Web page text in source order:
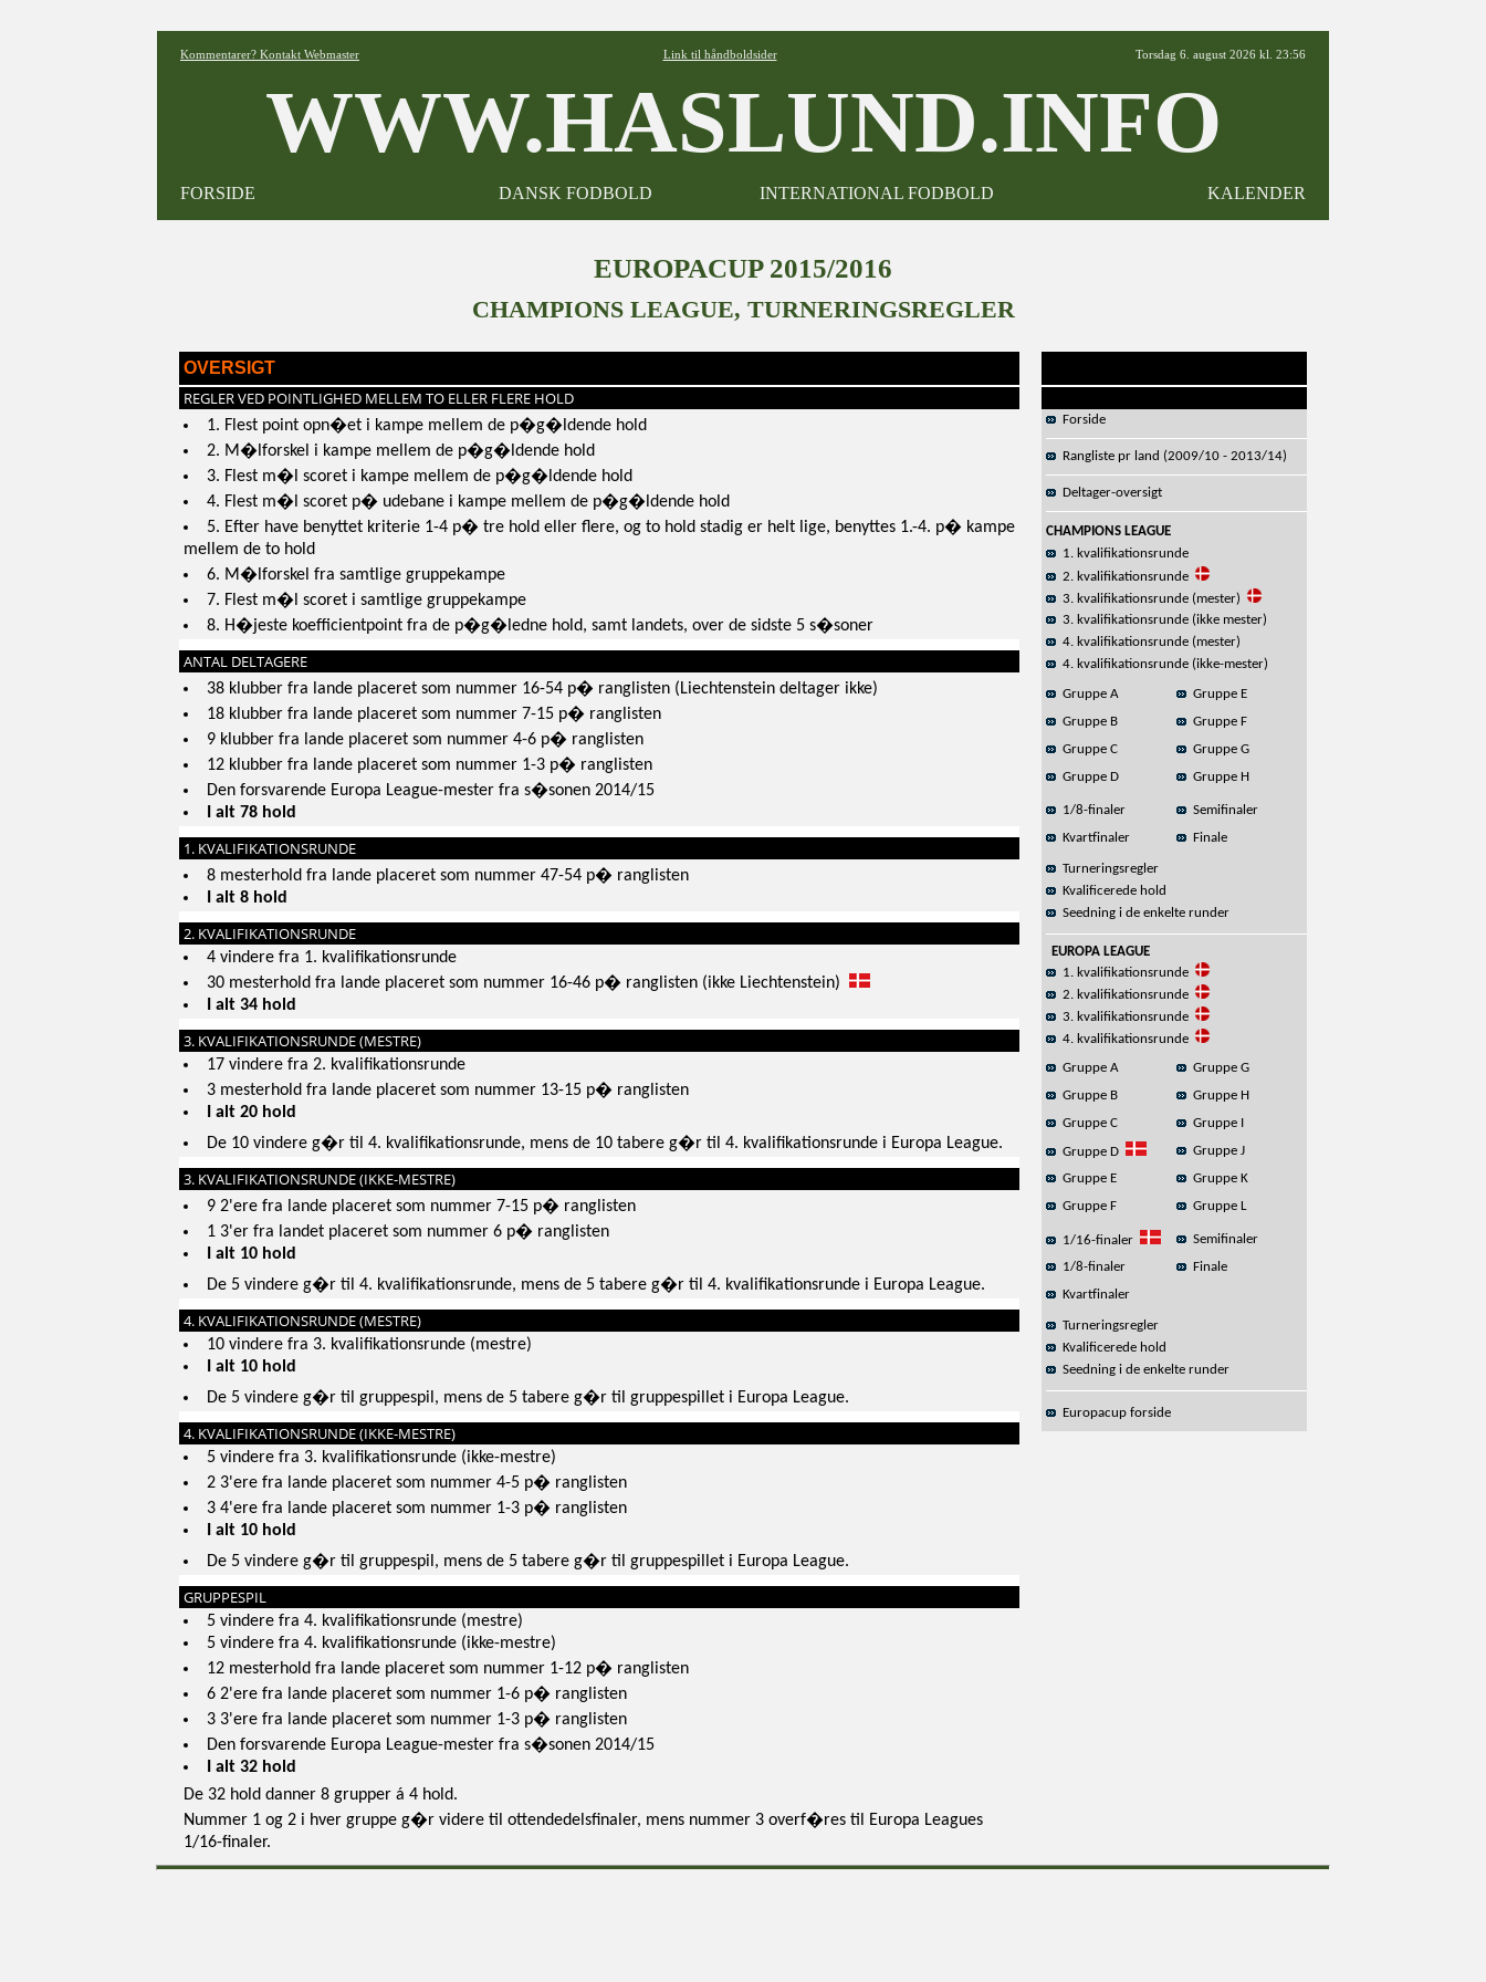
Kommentarer? Kontakt Webmaster Link til håndboldsider Torsdag 6. august 2026 kl. 23:56
WWW.HASLUND.INFO
FORSIDE DANSK FODBOLD INTERNATIONAL FODBOLD KALENDER
EUROPACUP 2015/2016
CHAMPIONS LEAGUE, TURNERINGSREGLER
OVERSIGT
REGLER VED POINTLIGHED MELLEM TO ELLER FLERE HOLD
1. Flest point opn�et i kampe mellem de p�g�ldende hold
2. M�lforskel i kampe mellem de p�g�ldende hold
3. Flest m�l scoret i kampe mellem de p�g�ldende hold
4. Flest m�l scoret p� udebane i kampe mellem de p�g�ldende hold
5. Efter have benyttet kriterie 1-4 p� tre hold eller flere, og to hold stadig er helt lige, benyttes 1.-4. p� kampe
mellem de to hold
6. M�lforskel fra samtlige gruppekampe
7. Flest m�l scoret i samtlige gruppekampe
8. H�jeste koefficientpoint fra de p�g�ledne hold, samt landets, over de sidste 5 s�soner
ANTAL DELTAGERE
38 klubber fra lande placeret som nummer 16-54 p� ranglisten (Liechtenstein deltager ikke)
18 klubber fra lande placeret som nummer 7-15 p� ranglisten
9 klubber fra lande placeret som nummer 4-6 p� ranglisten
12 klubber fra lande placeret som nummer 1-3 p� ranglisten
Den forsvarende Europa League-mester fra s�sonen 2014/15
I alt 78 hold
1. KVALIFIKATIONSRUNDE
8 mesterhold fra lande placeret som nummer 47-54 p� ranglisten
I alt 8 hold
2. KVALIFIKATIONSRUNDE
4 vindere fra 1. kvalifikationsrunde
30 mesterhold fra lande placeret som nummer 16-46 p� ranglisten (ikke Liechtenstein)
I alt 34 hold
3. KVALIFIKATIONSRUNDE (MESTRE)
17 vindere fra 2. kvalifikationsrunde
3 mesterhold fra lande placeret som nummer 13-15 p� ranglisten
I alt 20 hold
De 10 vindere g�r til 4. kvalifikationsrunde, mens de 10 tabere g�r til 4. kvalifikationsrunde i Europa League.
3. KVALIFIKATIONSRUNDE (IKKE-MESTRE)
9 2'ere fra lande placeret som nummer 7-15 p� ranglisten
1 3'er fra landet placeret som nummer 6 p� ranglisten
I alt 10 hold
De 5 vindere g�r til 4. kvalifikationsrunde, mens de 5 tabere g�r til 4. kvalifikationsrunde i Europa League.
4. KVALIFIKATIONSRUNDE (MESTRE)
10 vindere fra 3. kvalifikationsrunde (mestre)
I alt 10 hold
De 5 vindere g�r til gruppespil, mens de 5 tabere g�r til gruppespillet i Europa League.
4. KVALIFIKATIONSRUNDE (IKKE-MESTRE)
5 vindere fra 3. kvalifikationsrunde (ikke-mestre)
2 3'ere fra lande placeret som nummer 4-5 p� ranglisten
3 4'ere fra lande placeret som nummer 1-3 p� ranglisten
I alt 10 hold
De 5 vindere g�r til gruppespil, mens de 5 tabere g�r til gruppespillet i Europa League.
GRUPPESPIL
5 vindere fra 4. kvalifikationsrunde (mestre)
5 vindere fra 4. kvalifikationsrunde (ikke-mestre)
12 mesterhold fra lande placeret som nummer 1-12 p� ranglisten
6 2'ere fra lande placeret som nummer 1-6 p� ranglisten
3 3'ere fra lande placeret som nummer 1-3 p� ranglisten
Den forsvarende Europa League-mester fra s�sonen 2014/15
I alt 32 hold
De 32 hold danner 8 grupper á 4 hold.
Nummer 1 og 2 i hver gruppe g�r videre til ottendedelsfinaler, mens nummer 3 overf�res til Europa Leagues
1/16-finaler.
Forside
Rangliste pr land (2009/10 - 2013/14)
Deltager-oversigt
CHAMPIONS LEAGUE
1. kvalifikationsrunde
2. kvalifikationsrunde
3. kvalifikationsrunde (mester)
3. kvalifikationsrunde (ikke mester)
4. kvalifikationsrunde (mester)
4. kvalifikationsrunde (ikke-mester)
Gruppe A
Gruppe E
Gruppe B
Gruppe F
Gruppe C
Gruppe G
Gruppe D
Gruppe H
1/8-finaler
Semifinaler
Kvartfinaler
Finale
Turneringsregler
Kvalificerede hold
Seedning i de enkelte runder
EUROPA LEAGUE
1. kvalifikationsrunde
2. kvalifikationsrunde
3. kvalifikationsrunde
4. kvalifikationsrunde
Gruppe A
Gruppe G
Gruppe B
Gruppe H
Gruppe C
Gruppe I
Gruppe D
Gruppe J
Gruppe E
Gruppe K
Gruppe F
Gruppe L
1/16-finaler
Semifinaler
1/8-finaler
Finale
Kvartfinaler
Turneringsregler
Kvalificerede hold
Seedning i de enkelte runder
Europacup forside